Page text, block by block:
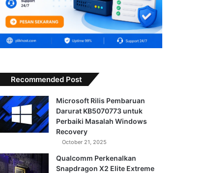
Recommended Post
Microsoft Rilis Pembaruan
Darurat KB5070773 untuk
Perbaiki Masalah Windows
Recovery
October 21, 2025
Qualcomm Perkenalkan
Snapdragon X2 Elite Extreme